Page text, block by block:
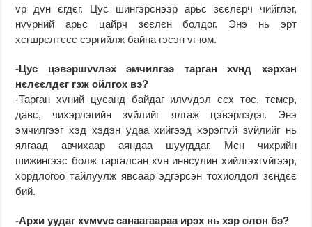
vр дvн єгдєг. Цус шингэрснээр арьс зєєлєрч чийглэг,
нvvрний арьс цайрч зєєлєн болдог. Энэ нь эрт
хєгшрєлтєєс сэргийлж байна гэсэн vг юм.
-Цус цэвэршvvлэх эмчилгээ тарган хvнд хэрхэн
нєлєєлдєг гэж ойлгох вэ?
-Тарган хvний цусанд байдаг илvvдэл єєх тос, тємєр,
давс, чихэрлэгийн зvйлийг ялгаж цэвэрлэдэг. Энэ
эмчилгээг хэд хэдэн удаа хийгээд хэрэггvй зvйлийг нь
ялгаад авчихаар аяндаа шуугддаг. Мєн чихрийн
шижингээс болж таргалсан хvн иннсулин хийлгэхгvйгээр,
хордлогоо тайлуулж явсаар эдгэрсэн тохиолдол зєндєє
бий.
-Архи уудаг хvмvvс санаагаараа ирэх нь хэр олон бэ?